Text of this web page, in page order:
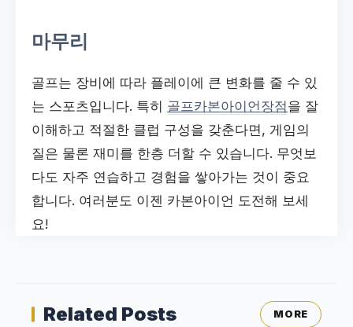
마무리
골프는 장비에 따라 플레이에 큰 변화를 줄 수 있
는 스포츠입니다. 특히 골프카본아이언장점을 잘
이해하고 적절한 클럽 구성을 갖춘다면, 게임의
질은 물론 재미를 한층 더할 수 있습니다. 무엇보
다도 자주 연습하고 경험을 쌓아가는 것이 중요
합니다. 여러분도 이젠 카본아이언 도전해 보세
요!
Related Posts MORE